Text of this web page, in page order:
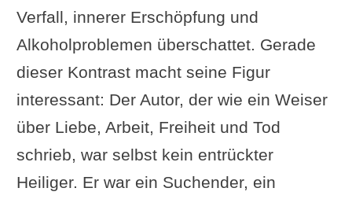
Verfall, innerer Erschöpfung und
Alkoholproblemen überschattet. Gerade
dieser Kontrast macht seine Figur
interessant: Der Autor, der wie ein Weiser
über Liebe, Arbeit, Freiheit und Tod
schrieb, war selbst kein entrückter
Heiliger. Er war ein Suchender, ein